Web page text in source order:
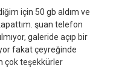
için 50 gb aldım ve
şuan telefon
galeride açıp bir
fakat çeyreğinde
çok teşekkürler